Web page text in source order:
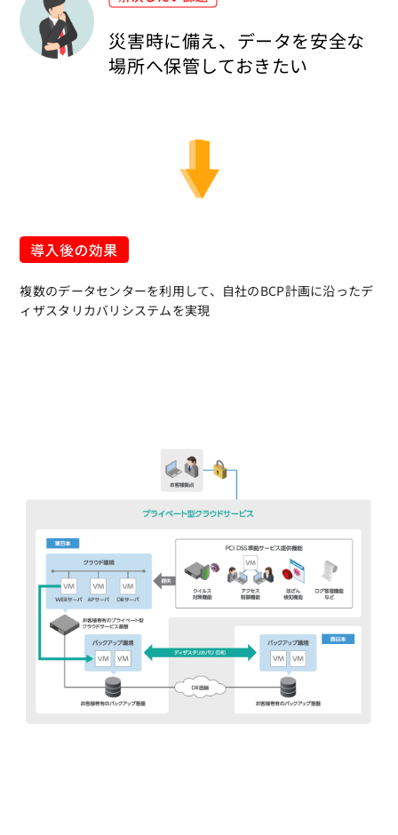
災害時に備え、データを安全な
場所へ保管しておきたい
複数のデータセンターを利用して、自社のBCP計画に沿ったデ
ィザスタリカバリシステムを実現